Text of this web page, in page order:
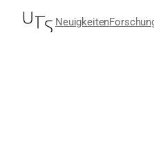
Neuigkeiten